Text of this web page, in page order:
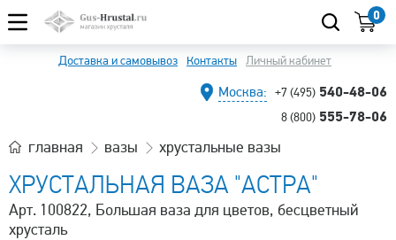
0
Доставка и самовывоз Контакты Личный кабинет
Москва: +7 (495) 540-48-06
8 (800) 555-78-06
главная вазы хрустальные вазы
ХРУСТАЛЬНАЯ ВАЗА "АСТРА"
Арт. 100822, Большая ваза для цветов, бесцветный
хрусталь